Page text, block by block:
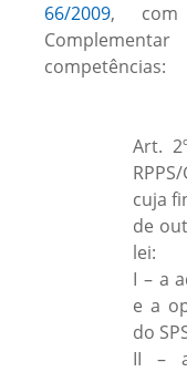
66/2009, com
competências:
Art.
cuja
de
lei:
I – a
e a
do
II –